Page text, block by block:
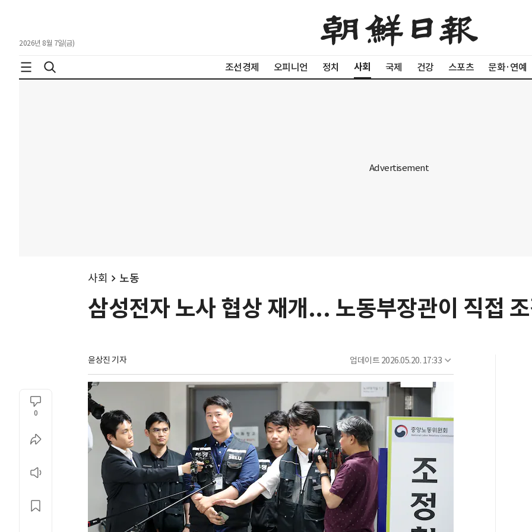
2026년 8월 7일(금)
조선경제 오피니언 정치 사회 국제 건강 스포츠 문화·연예
사회 노동
삼성전자 노사 협상 재개... 노동부장관이 직접
윤상진 기자 업데이트 2026.05.20. 17:33
0